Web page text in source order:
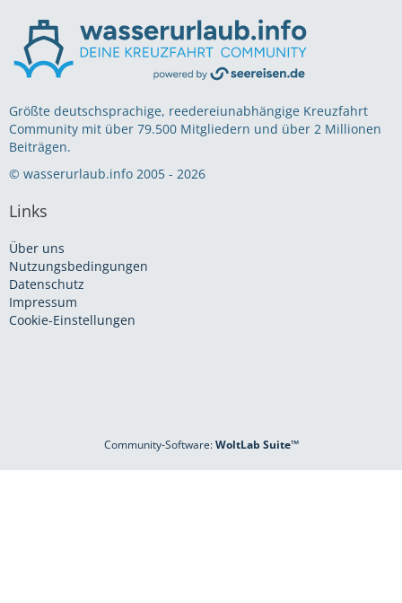
Größte deutschsprachige, reedereiunabhängige Kreuzfahrt
Community mit über 79.500 Mitgliedern und über 2 Millionen
Beiträgen.
© wasserurlaub.info 2005 - 2026
Links
Über uns
Nutzungsbedingungen
Datenschutz
Impressum
Cookie-Einstellungen
Community-Software:WoltLab Suite™